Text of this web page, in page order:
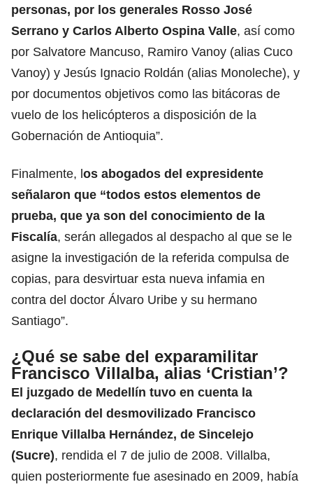
personas, por los generales Rosso José
Serrano y Carlos Alberto Ospina Valle, así como
por Salvatore Mancuso, Ramiro Vanoy (alias Cuco
Vanoy) y Jesús Ignacio Roldán (alias Monoleche), y
por documentos objetivos como las bitácoras de
vuelo de los helicópteros a disposición de la
Gobernación de Antioquia”.
Finalmente, los abogados del expresidente
señalaron que “todos estos elementos de
prueba, que ya son del conocimiento de la
Fiscalía, serán allegados al despacho al que se le
asigne la investigación de la referida compulsa de
copias, para desvirtuar esta nueva infamia en
contra del doctor Álvaro Uribe y su hermano
Santiago”.
¿Qué se sabe del exparamilitar
Francisco Villalba, alias ‘Cristian’?
El juzgado de Medellín tuvo en cuenta la
declaración del desmovilizado Francisco
Enrique Villalba Hernández, de Sincelejo
(Sucre), rendida el 7 de julio de 2008. Villalba,
quien posteriormente fue asesinado en 2009, había